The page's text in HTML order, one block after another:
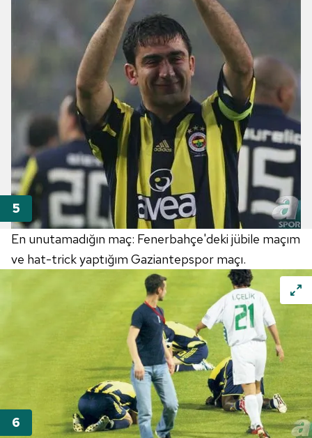
En unutamadığın maç: Fenerbahçe'deki jübile maçım
ve hat-trick yaptığım Gaziantepspor maçı.